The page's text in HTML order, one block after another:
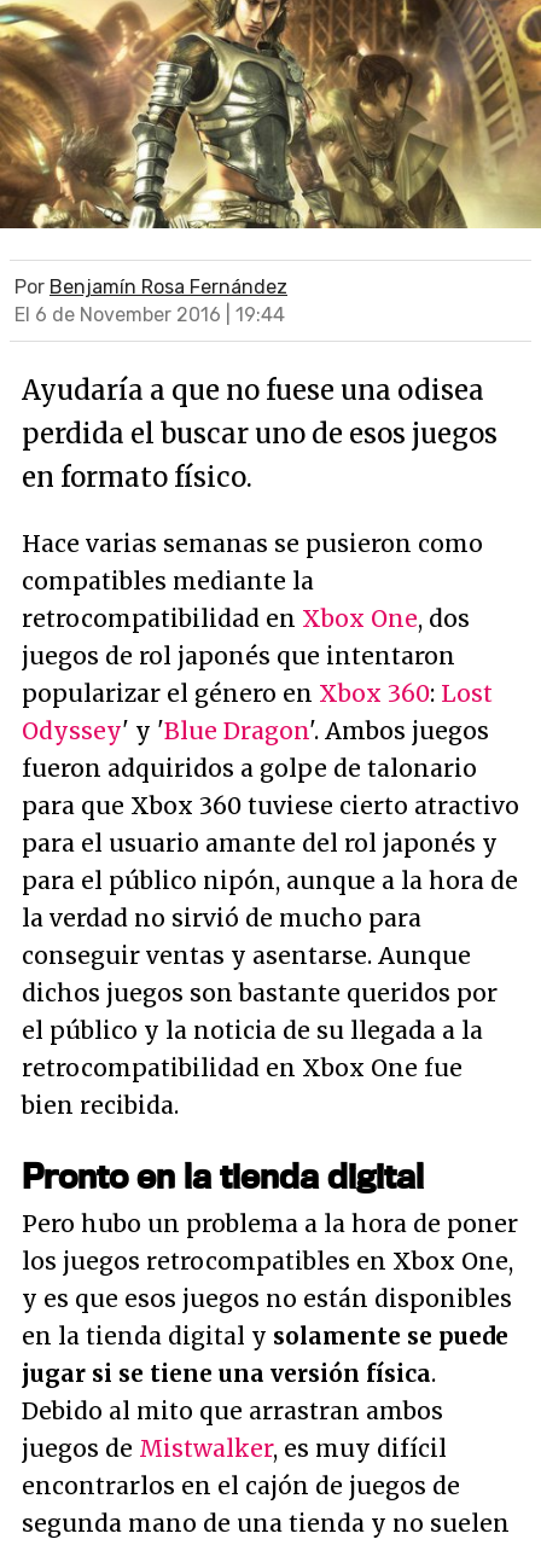
Por Benjamín Rosa Fernández
El 6 de November 2016 | 19:44
Ayudaría a que no fuese una odisea
perdida el buscar uno de esos juegos
en formato físico.
Hace varias semanas se pusieron como
compatibles mediante la
retrocompatibilidad en Xbox One, dos
juegos de rol japonés que intentaron
popularizar el género en Xbox 360: Lost
Odyssey' y 'Blue Dragon'. Ambos juegos
fueron adquiridos a golpe de talonario
para que Xbox 360 tuviese cierto atractivo
para el usuario amante del rol japonés y
para el público nipón, aunque a la hora de
la verdad no sirvió de mucho para
conseguir ventas y asentarse. Aunque
dichos juegos son bastante queridos por
el público y la noticia de su llegada a la
retrocompatibilidad en Xbox One fue
bien recibida.
Pronto en la tienda digital
Pero hubo un problema a la hora de poner
los juegos retrocompatibles en Xbox One,
y es que esos juegos no están disponibles
en la tienda digital y solamente se puede
jugar si se tiene una versión física.
Debido al mito que arrastran ambos
juegos de Mistwalker, es muy difícil
encontrarlos en el cajón de juegos de
segunda mano de una tienda y no suelen